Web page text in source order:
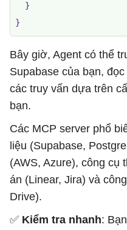
  }
}
Bây giờ, Agent có thể
Supabase của bạn,
các truy vấn dựa trên
bạn.
Các MCP server phổ
liệu (Supabase,
(AWS, Azure), công cụ
án (Linear, Jira) và
Drive).
✅ Kiểm tra nhanh: